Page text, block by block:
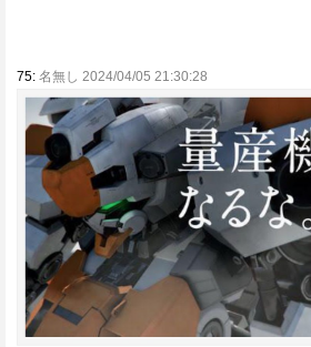
75: 名無し 2024/04/05 21:30:28